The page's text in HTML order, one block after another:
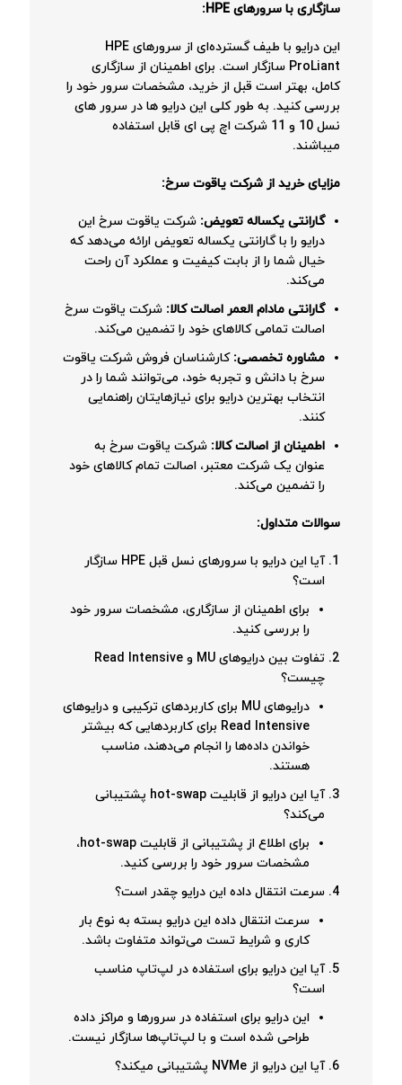
سازگاری با سرورهای HPE:
این درایو با طیف گسترده‌ای از سرورهای HPE
ProLiant سازگار است. برای اطمینان از سازگاری
کامل، بهتر است قبل از خرید، مشخصات سرور خود را
بررسی کنید. به طور کلی این درایو ها در سرور های
نسل 10 و 11 شرکت اچ پی ای قابل استفاده
میباشند.
مزایای خرید از شرکت یاقوت سرخ:
گارانتی یکساله تعویض: شرکت یاقوت سرخ این
درایو را با گارانتی یکساله تعویض ارائه می‌دهد که
خیال شما را از بابت کیفیت و عملکرد آن راحت
می‌کند.
گارانتی مادام العمر اصالت کالا: شرکت یاقوت سرخ
اصالت تمامی کالاهای خود را تضمین می‌کند.
مشاوره تخصصی: کارشناسان فروش شرکت یاقوت
سرخ با دانش و تجربه خود، می‌توانند شما را در
انتخاب بهترین درایو برای نیازهایتان راهنمایی
کنند.
اطمینان از اصالت کالا: شرکت یاقوت سرخ به
عنوان یک شرکت معتبر، اصالت تمام کالاهای خود
را تضمین می‌کند.
سوالات متداول:
آیا این درایو با سرورهای نسل قبل HPE سازگار
است؟
برای اطمینان از سازگاری، مشخصات سرور خود
را بررسی کنید.
تفاوت بین درایوهای MU و Read Intensive
چیست؟
درایوهای MU برای کاربردهای ترکیبی و درایوهای
Read Intensive برای کاربردهایی که بیشتر
خواندن داده‌ها را انجام می‌دهند، مناسب
هستند.
آیا این درایو از قابلیت hot-swap پشتیبانی
می‌کند؟
برای اطلاع از پشتیبانی از قابلیت hot-swap،
مشخصات سرور خود را بررسی کنید.
سرعت انتقال داده این درایو چقدر است؟
سرعت انتقال داده این درایو بسته به نوع بار
کاری و شرایط تست می‌تواند متفاوت باشد.
آیا این درایو برای استفاده در لپ‌تاپ مناسب
است؟
این درایو برای استفاده در سرورها و مراکز داده
طراحی شده است و با لپ‌تاپ‌ها سازگار نیست.
آیا این درایو از NVMe پشتیبانی میکند؟